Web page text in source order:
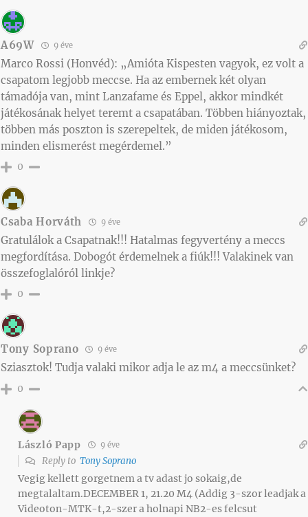
A69W 9 éve
Marco Rossi (Honvéd): „Amióta Kispesten vagyok, ez volt a
csapatom legjobb meccse. Ha az embernek két olyan
támadója van, mint Lanzafame és Eppel, akkor mindkét
játékosának helyet teremt a csapatában. Többen hiányoztak,
többen más poszton is szerepeltek, de miden játékosom,
minden elismerést megérdemel.”
0
Csaba Horváth 9 éve
Gratulálok a Csapatnak!!! Hatalmas fegyvertény a meccs
megfordítása. Dobogót érdemelnek a fiúk!!! Valakinek van
összefoglalóról linkje?
0
Tony Soprano 9 éve
Sziasztok! Tudja valaki mikor adja le az m4 a meccsünket?
0
László Papp 9 éve
Reply to Tony Soprano
Vegig kellett gorgetnem a tv adast jo sokaig,de
megtalaltam.DECEMBER 1, 21.20 M4 (Addig 3-szor leadjak a
Videoton-MTK-t,2-szer a holnapi NB2-es felcsut